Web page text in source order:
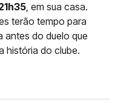
, em sua casa.
terão tempo para
antes do duelo que
história do clube.